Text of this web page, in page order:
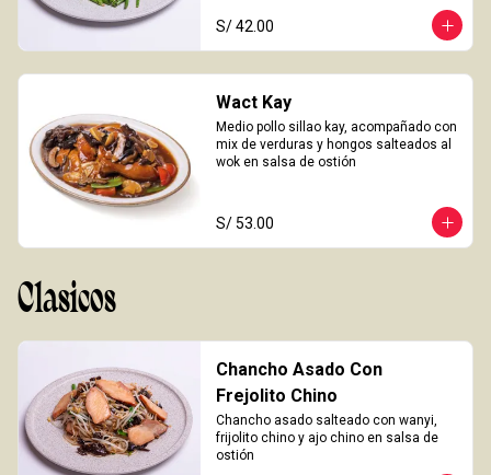
S/ 42.00
Wact Kay
Medio pollo sillao kay, acompañado con
mix de verduras y hongos salteados al
wok en salsa de ostión
S/ 53.00
Clasicos
Chancho Asado Con
Frejolito Chino
Chancho asado salteado con wanyi,
frijolito chino y ajo chino en salsa de
ostión